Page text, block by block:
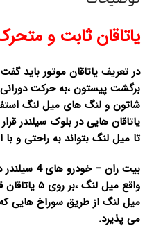
یاتاقان ثابت و متحرک
در تعریف یاتاقان موتور باید
برگشت پیستون ،به حرکت دورانی
شاتون و لنگ های میل لنگ
یاتاقان هایی در بلوک سیلندر
تا میل لنگ بتواند به راحتی و
واقع میل
میل لنگ از طریق سوراخ هایی که
می پذیرد.